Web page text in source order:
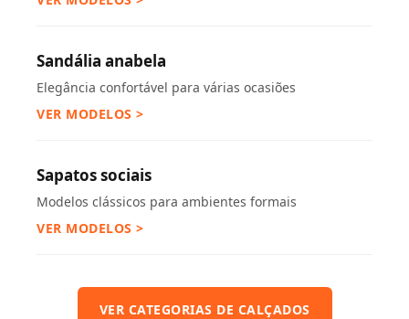
Sandália anabela
Elegância confortável para várias ocasiões
VER MODELOS >
Sapatos sociais
Modelos clássicos para ambientes formais
VER MODELOS >
VER CATEGORIAS DE CALÇADOS